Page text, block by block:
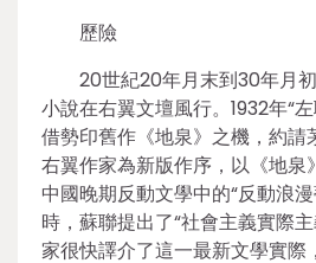
歷險
20世紀20年月末到30年月
小說在右翼文壇風行。1932年“
借勢印舊作《地泉》之機，約請
右翼作家為新版作序，以《地泉
中國晚期反動文學中的“反動浪
時，蘇聯提出了“社會主義實際
家很快譯介了這一最新文學實際